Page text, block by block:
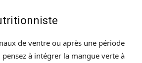
de ventre ou après une période
pensez à intégrer la mangue verte à